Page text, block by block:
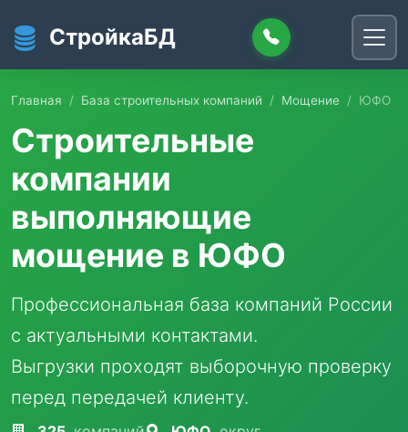
СтройкаБД
Главная База строительных компаний Мощение ЮФО
Строительные
компании
выполняющие
мощение в ЮФО
Профессиональная база компаний России
с актуальными контактами.
Выгрузки проходят выборочную проверку
перед передачей клиенту.